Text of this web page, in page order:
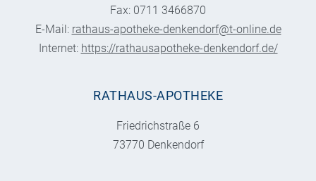
Fax: 0711 3466870
E-Mail: rathaus-apotheke-denkendorf@t-online.de
Internet: https://rathausapotheke-denkendorf.de/
RATHAUS-APOTHEKE
Friedrichstraße 6
73770 Denkendorf